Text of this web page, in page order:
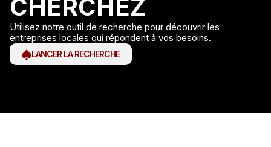
CHERCHEZ
Utilisez notre outil de recherche pour découvrir les
entreprises locales qui répondent à vos besoins.
LANCER LA RECHERCHE